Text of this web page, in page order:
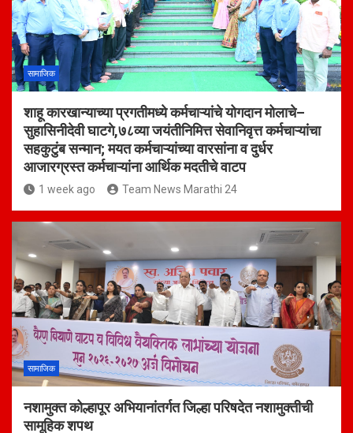
सामाजिक
शाहू कारखान्याच्या प्रगतीमध्ये कर्मचाऱ्यांचे योगदान मोलाचे–
सुहासिनीदेवी घाटगे,७८व्या जयंतीनिमित्त सेवानिवृत्त कर्मचाऱ्यांचा
सहकुटुंब सन्मान; मयत कर्मचाऱ्यांच्या वारसांना व दुर्धर
आजारग्रस्त कर्मचाऱ्यांना आर्थिक मदतीचे वाटप
1 week ago Team News Marathi 24
सामाजिक
नशामुक्त कोल्हापूर अभियानांतर्गत जिल्हा परिषदेत नशामुक्तीची
सामूहिक शपथ